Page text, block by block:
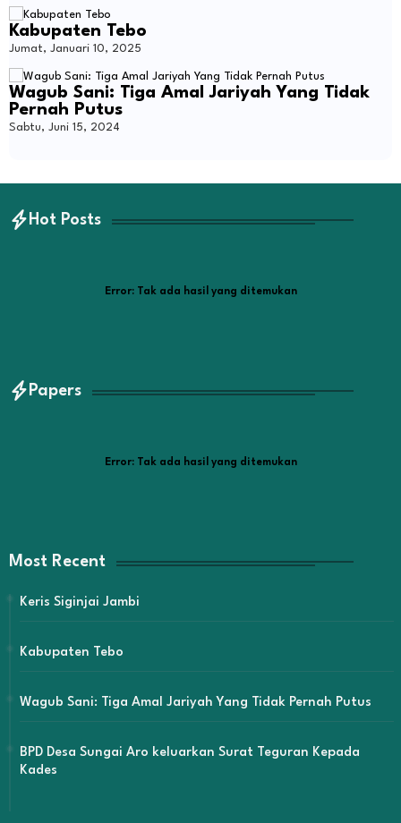
Kabupaten Tebo
Jumat, Januari 10, 2025
Wagub Sani: Tiga Amal Jariyah Yang Tidak
Pernah Putus
Sabtu, Juni 15, 2024
Hot Posts
Error:Tak ada hasil yang ditemukan
Papers
Error:Tak ada hasil yang ditemukan
Most Recent
Keris Siginjai Jambi
Kabupaten Tebo
Wagub Sani: Tiga Amal Jariyah Yang Tidak Pernah Putus
BPD Desa Sungai Aro keluarkan Surat Teguran Kepada
Kades